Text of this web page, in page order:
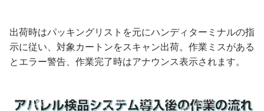
出荷時はパッキングリストを元にハンディターミナルの指
示に従い、対象カートンをスキャン出荷。作業ミスがある
とエラー警告、作業完了時はアナウンス表示されます。